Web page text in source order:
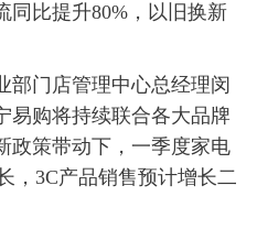
同比提升80%，以旧换新
门店管理中心总经理闵
易购将持续联合各大品牌
政策带动下，一季度家电
，3C产品销售预计增长二